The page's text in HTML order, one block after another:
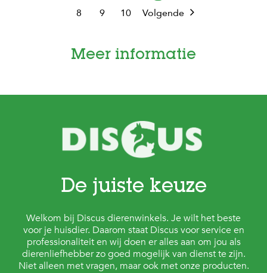
8
9 10 Volgende
Meer informatie
De juiste keuze
Welkom bij Discus dierenwinkels. Je wilt het beste
voor je huisdier. Daarom staat Discus voor service en
professionaliteit en wij doen er alles aan om jou als
dierenliefhebber zo goed mogelijk van dienst te zijn.
Niet alleen met vragen, maar ook met onze producten.